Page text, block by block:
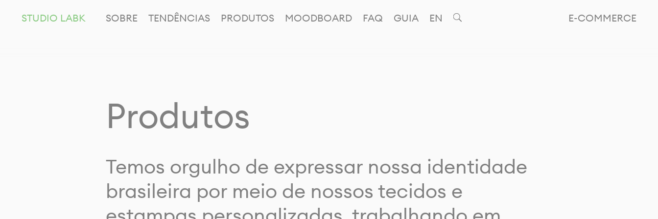
E-COMMERCE
STUDIO LABK SOBRE TENDÊNCIAS PRODUTOS MOODBOARD FAQ GUIA EN
Produtos
Temos orgulho de expressar nossa identidade
brasileira por meio de nossos tecidos e